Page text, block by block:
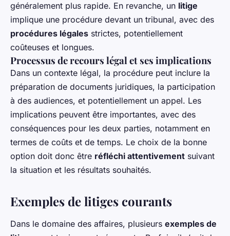
généralement plus rapide. En revanche, un litige
implique une procédure devant un tribunal, avec des
procédures légales strictes, potentiellement
coûteuses et longues.
Processus de recours légal et ses implications
Dans un contexte légal, la procédure peut inclure la
préparation de documents juridiques, la participation
à des audiences, et potentiellement un appel. Les
implications peuvent être importantes, avec des
conséquences pour les deux parties, notamment en
termes de coûts et de temps. Le choix de la bonne
option doit donc être réfléchi attentivement suivant
la situation et les résultats souhaités.
Exemples de litiges courants
Dans le domaine des affaires, plusieurs exemples de